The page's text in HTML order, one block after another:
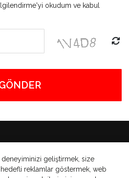
geliştirmek, size
reklamlar göstermek, web
okudum ve kabul